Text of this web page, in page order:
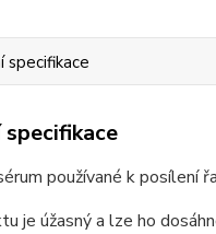
specifikace
používané k posílení
je úžasný a lze ho